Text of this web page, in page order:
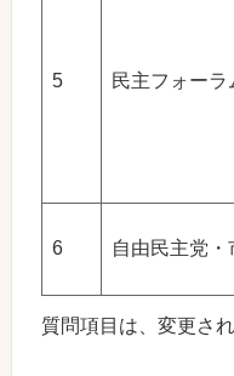
5 民主フォーラ
6 自由民主党・
質問項目は、変更さ